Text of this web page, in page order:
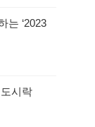
는 ‘2023
시락